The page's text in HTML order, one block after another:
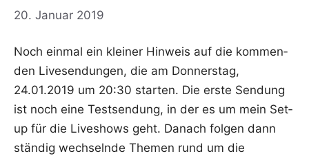
20. Januar 2019
Noch ein­mal ein klei­ner Hin­weis auf die kom­men­
den Live­sen­dun­gen, die am Don­ners­tag,
24.01.2019 um 20:30 star­ten. Die ers­te Sen­dung
ist noch eine Test­sen­dung, in der es um mein Set­
up für die Live­shows geht. Danach fol­gen dann
stän­dig wech­seln­de The­men rund um die